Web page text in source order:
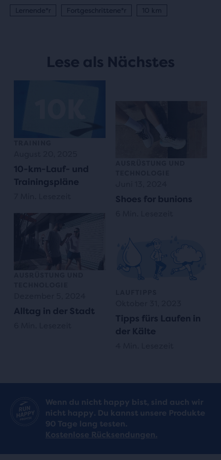
Lernende*r Fortgeschrittene*r 10 km
Lese als Nächstes
10-km-Lauf- und
Trainingspläne
Alltag in der Stadt
Shoes for bunions
Tipps fürs Laufen in
der Kälte
Wenn du nicht happy bist, sind auch wir
nicht happy. Du kannst unsere Produkte
90 Tage lang testen.
Kostenlose Rücksendungen.